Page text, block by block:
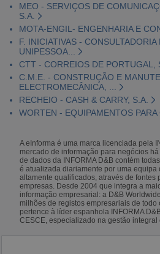
MEO - SERVIÇOS DE
S.A.
MOTA-ENGIL- ENGENHARIA E
F. INICIATIVAS - CONSULTADORIA
UNIPESSOA...
CTT - CORREIOS DE PORTUGAL,
C.M.E. - CONSTRUÇÃO E
ELECTROMECÂNICA, ...
RECHEIO - CASH & CARRY, S.A.
WORTEN - EQUIPAMENTOS PARA
A eInforma é uma marca licenciada pela
mercado de informação para negócios
de dados da INFORMA D&B contém
é atualizada diariamente por uma equipa
altamente qualificados, através de fontes
empresas. Desde 2004 que integra a
informação empresarial: a D&B
milhões de registos empresariais de todo
pertence à líder espanhola INFORMA
CESCE, especializado na gestão integral